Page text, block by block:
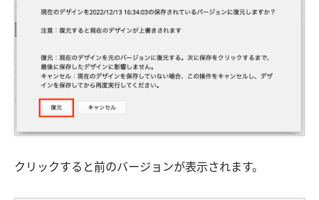
クリックすると前のバージョンが表示されます。